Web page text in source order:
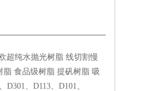
超纯水抛光树脂 线切割慢
食品级树脂 提矾树脂 吸
、D113、D101、